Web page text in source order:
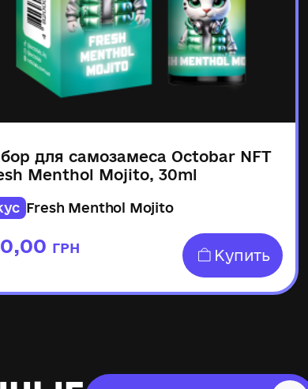
для самозамеса Octobar NFT
Menthol Mojito, 30ml
Fresh Menthol Mojito
ГРН Купить